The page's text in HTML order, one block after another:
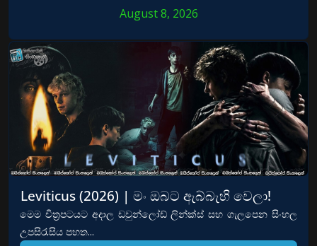
August 8, 2026
Leviticus (2026) | මං ඔබට ඇබ්බැහි වෙලා!
මෙම චිත්‍රපටයට අදාල ඩවුන්ලෝඩ් ලින්ක්ස් සහ ගැලපෙන සිංහල
උපසිරැසිය පහත...